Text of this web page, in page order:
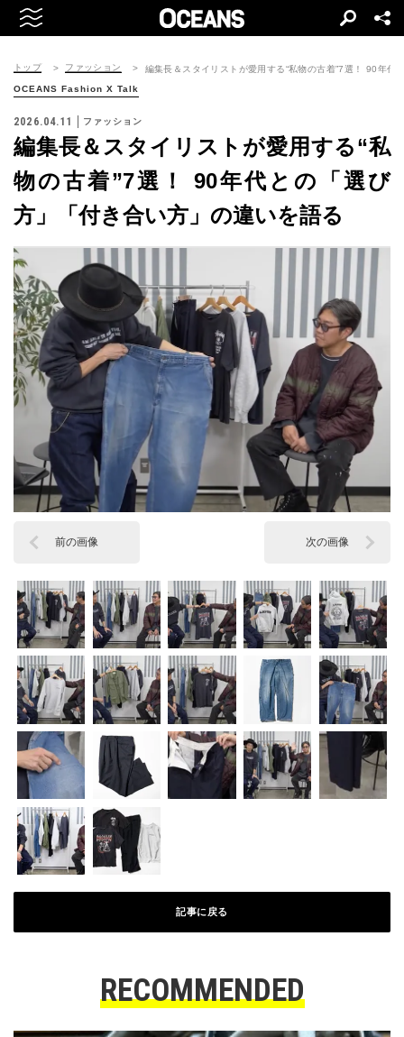
トップ ファッション 編集長＆スタイリストが愛用する“私物の古着”7選！ 90年代
OCEANS Fashion X Talk
2026.04.11 ファッション
編集長＆スタイリストが愛用する“私
物の古着”7選！ 90年代との「選び
方」「付き合い方」の違いを語る
前の画像 次の画像
記事に戻る
RECOMMENDED